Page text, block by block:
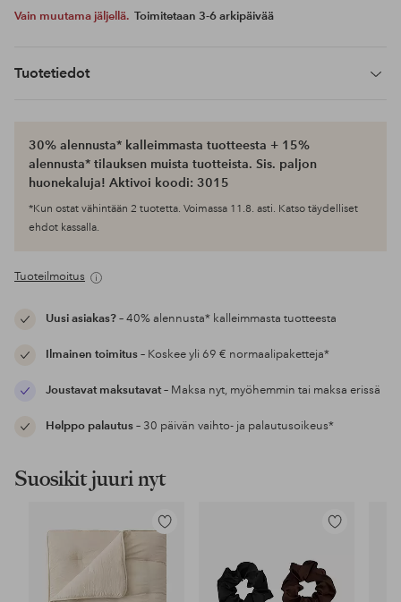
Vain muutama jäljellä. Toimitetaan 3-6 arkipäivää
Tuotetiedot
30% alennusta* kalleimmasta tuotteesta + 15%
alennusta* tilauksen muista tuotteista. Sis. paljon
huonekaluja! Aktivoi koodi: 3015
*Kun ostat vähintään 2 tuotetta. Voimassa 11.8. asti. Katso täydelliset
ehdot kassalla.
Tuoteilmoitus
Uusi asiakas?– 40% alennusta* kalleimmasta tuotteesta
Ilmainen toimitus– Koskee yli 69 € normaalipaketteja*
Joustavat maksutavat– Maksa nyt, myöhemmin tai maksa erissä
Helppo palautus– 30 päivän vaihto- ja palautusoikeus*
Suosikit juuri nyt
Lisää
Lisää